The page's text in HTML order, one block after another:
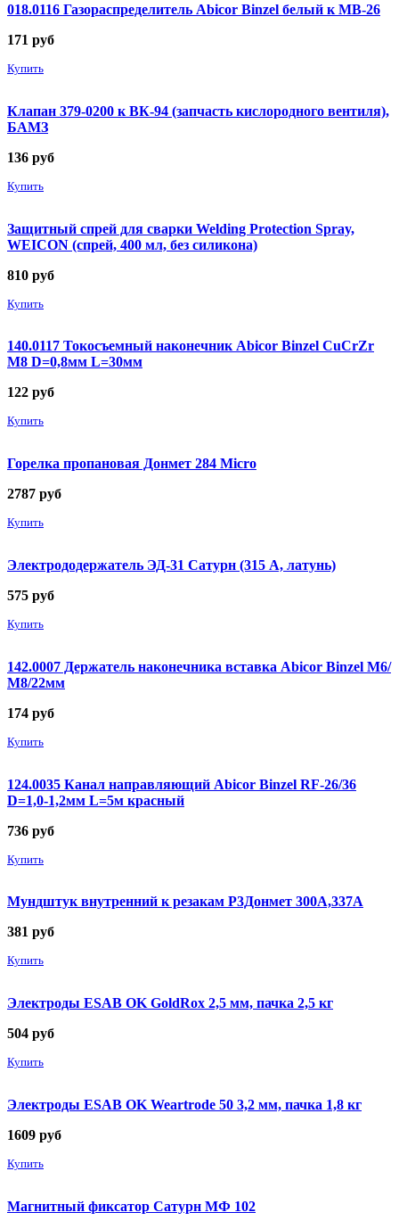
018.0116 Газораспределитель Abicor Binzel белый к MB-26
171 руб
Купить
Клапан 379-0200 к ВК-94 (запчасть кислородного вентиля),
БАМЗ
136 руб
Купить
Защитный спрей для сварки Welding Protection Spray,
WEICON (спрей, 400 мл, без силикона)
810 руб
Купить
140.0117 Токосъемный наконечник Abicor Binzel CuCrZr
М8 D=0,8мм L=30мм
122 руб
Купить
Горелка пропановая Донмет 284 Micro
2787 руб
Купить
Электрододержатель ЭД-31 Сатурн (315 А, латунь)
575 руб
Купить
142.0007 Держатель наконечника вставка Abicor Binzel М6/
М8/22мм
174 руб
Купить
124.0035 Канал направляющий Abicor Binzel RF-26/36
D=1,0-1,2мм L=5м красный
736 руб
Купить
Мундштук внутренний к резакам Р3Донмет 300А,337А
381 руб
Купить
Электроды ESAB OK GoldRox 2,5 мм, пачка 2,5 кг
504 руб
Купить
Электроды ESAB OK Weartrode 50 3,2 мм, пачка 1,8 кг
1609 руб
Купить
Магнитный фиксатор Сатурн МФ 102